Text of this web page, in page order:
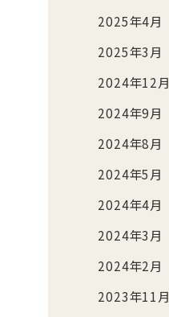
2025年4月
2025年3月
2024年12月
2024年9月
2024年8月
2024年5月
2024年4月
2024年3月
2024年2月
2023年11月